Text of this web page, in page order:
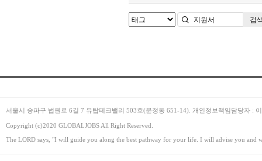
검
서울시 송파구 법원로 6길 7 유탑테크밸리 503호(문정동 651-14). 개인정보책임담당자 :
Copyright (c)2020 GLOBALJOBS All Right Reserved.
The LORD says, "I will guide you along the best pathway for your life. I will advise you and